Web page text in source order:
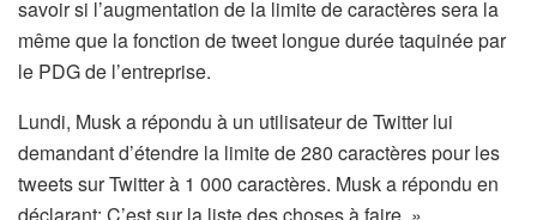
savoir si l’augmentation de la limite de caractères sera la
même que la fonction de tweet longue durée taquinée par
le PDG de l’entreprise.
Lundi, Musk a répondu à un utilisateur de Twitter lui
demandant d’étendre la limite de 280 caractères pour les
tweets sur Twitter à 1 000 caractères. Musk a répondu en